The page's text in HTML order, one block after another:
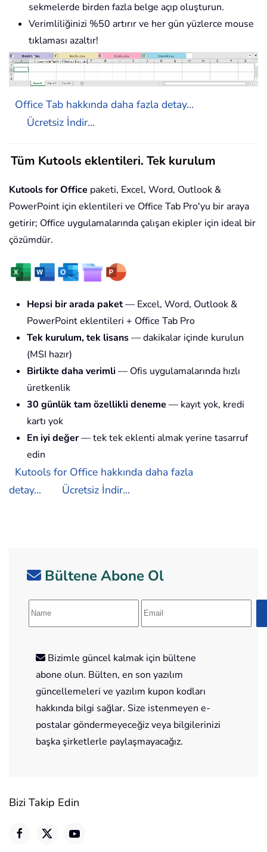
sekmelerde birden fazla belge açıp oluşturun.
Verimliliğinizi %50 artırır ve her gün yüzlerce mouse
tıklaması azaltır!
Office Tab hakkında daha fazla detay...
Ücretsiz İndir...
Tüm Kutools eklentileri. Tek kurulum
Kutools for Office paketi, Excel, Word, Outlook &
PowerPoint için eklentileri ve Office Tab Pro'yu bir araya
getirir; Office uygulamalarında çalışan ekipler için ideal bir
çözümdür.
Hepsi bir arada paket— Excel, Word, Outlook &
PowerPoint eklentileri + Office Tab Pro
Tek kurulum, tek lisans— dakikalar içinde kurulun
(MSI hazır)
Birlikte daha verimli — Ofis uygulamalarında hızlı
üretkenlik
30 günlük tam özellikli deneme — kayıt yok, kredi
kartı yok
En iyi değer— tek tek eklenti almak yerine tasarruf
edin
Kutools for Office hakkında daha fazla
detay...
Ücretsiz İndir...
Bültene Abone Ol
Bizimle güncel kalmak için bültene
abone olun. Bülten, en son yazılım
güncellemeleri ve yazılım kupon kodları
hakkında bilgi sağlar. Size istenmeyen e-
postalar göndermeyeceğiz veya bilgilerinizi
başka şirketlerle paylaşmayacağız.
Bizi Takip Edin